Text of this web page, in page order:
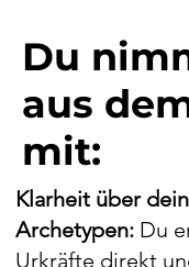
Du
aus
mit:
Klarheit über
Archetypen: Du
Urkräfte direkt